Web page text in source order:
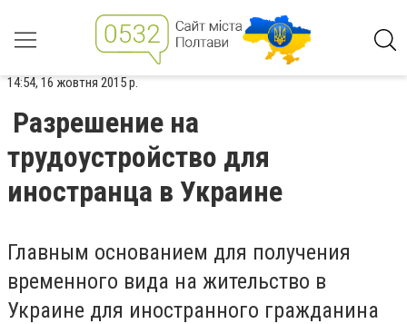
14:54, 16 жовтня 2015 р.
Разрешение на
трудоустройство для
иностранца в Украине
Главным основанием для получения
временного вида на жительство в
Украине для иностранного гражданина